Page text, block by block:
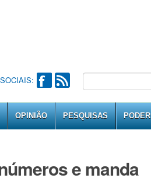
OPINIÃO PESQUISAS PODER
e manda